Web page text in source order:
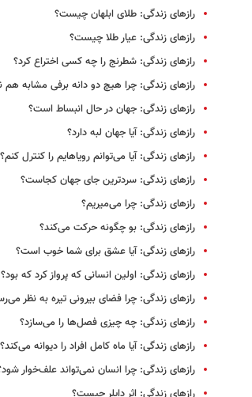
رازهای زندگی: طلای ابلهان چیست؟
رازهای زندگی: عیار طلا چیست؟
رازهای زندگی: شطرنج را چه کسی اختراع کرد؟
رازهای زندگی: چرا هیچ دو دانه برفی مشابه هم
رازهای زندگی: جهان در حال انبساط است؟
رازهای زندگی: آیا جهان لبه دارد؟
رازهای زندگی: آیا می‌توانم رویاهایم را کنترل کنم؟
رازهای زندگی: سردترین جای جهان کجاست؟
رازهای زندگی: چرا می‌میریم؟
رازهای زندگی: بو چگونه حرکت می‌کند؟
رازهای زندگی: آیا عشق برای شما خوب است؟
رازهای زندگی: اولین انسانی که پرواز کرد که بود؟
رازهای زندگی: چرا فضای بیرونی تیره به نظر
رازهای زندگی: چه چیزی فصل‌ها را می‌سازد؟
رازهای زندگی: آیا ماه کامل افراد را دیوانه می‌کند؟
رازهای زندگی: چرا انسان‌ نمی‌تواند علف‌خوار